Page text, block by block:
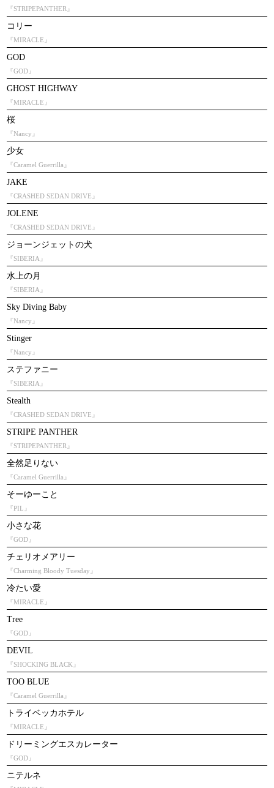
『STRIPEPANTHER』
コリー
『MIRACLE』
GOD
『GOD』
GHOST HIGHWAY
『MIRACLE』
桜
『Nancy』
少女
『Caramel Guerrilla』
JAKE
『CRASHED SEDAN DRIVE』
JOLENE
『CRASHED SEDAN DRIVE』
ジョーンジェットの犬
『SIBERIA』
水上の月
『SIBERIA』
Sky Diving Baby
『Nancy』
Stinger
『Nancy』
ステファニー
『SIBERIA』
Stealth
『CRASHED SEDAN DRIVE』
STRIPE PANTHER
『STRIPEPANTHER』
全然足りない
『Caramel Guerrilla』
そーゆーこと
『PIL』
小さな花
『GOD』
チェリオメアリー
『Charming Bloody Tuesday』
冷たい愛
『MIRACLE』
Tree
『GOD』
DEVIL
『SHOCKING BLACK』
TOO BLUE
『Caramel Guerrilla』
トライベッカホテル
『MIRACLE』
ドリーミングエスカレーター
『GOD』
ニテルネ